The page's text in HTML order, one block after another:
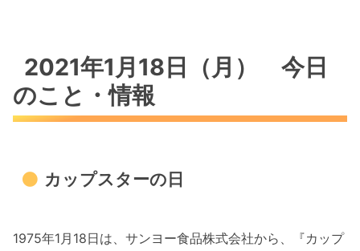
2021年1月18日（月） 今日
のこと・情報
カップスターの日
1975年1月18日は、サンヨー食品株式会社から、『カップ